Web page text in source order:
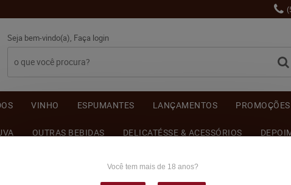
Seja bem-vindo(a), Faça login
VINHO ESPUMANTES LANÇAMENTOS PROMOÇÕES
OUTRAS BEBIDAS DELICATÉSSE & ACESSÓRIOS
Você tem mais de 18 anos?